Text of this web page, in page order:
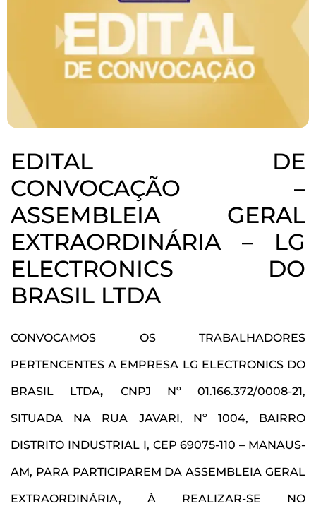
EDITAL DE
CONVOCAÇÃO –
ASSEMBLEIA GERAL
EXTRAORDINÁRIA – LG
ELECTRONICS DO
BRASIL LTDA
CONVOCAMOS OS TRABALHADORES
PERTENCENTES A EMPRESA LG ELECTRONICS DO
BRASIL LTDA, CNPJ Nº 01.166.372/0008-21,
SITUADA NA RUA JAVARI, Nº 1004, BAIRRO
DISTRITO INDUSTRIAL I, CEP 69075-110 – MANAUS-
AM, PARA PARTICIPAREM DA ASSEMBLEIA GERAL
EXTRAORDINÁRIA, À REALIZAR-SE NO